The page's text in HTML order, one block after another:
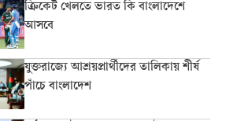
ক্রিকেট খেলতে ভারত কি বাংলাদেশে
আসবে
যুক্তরাজ্যে আশ্রয়প্রার্থীদের তালিকায় শীর্ষ
পাঁচে বাংলাদেশ